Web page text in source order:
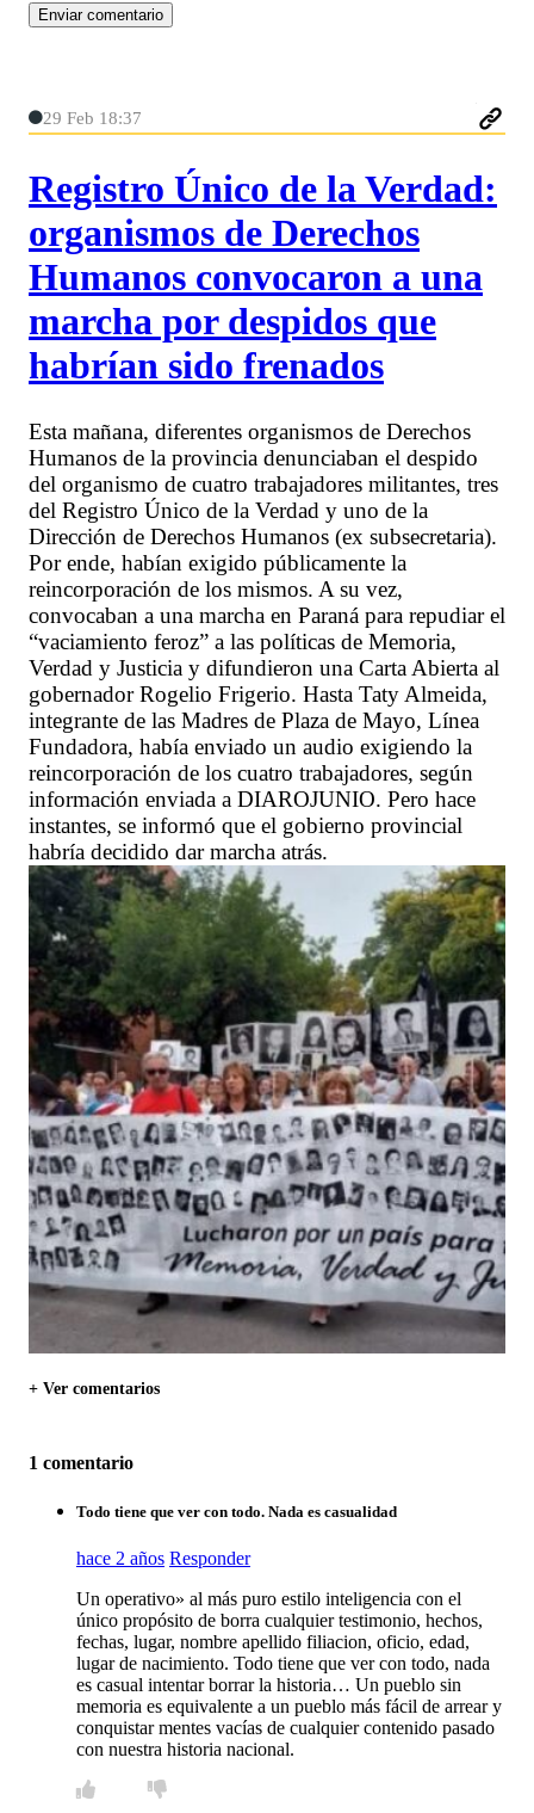
29 Feb 18:37
Registro Único de la Verdad:
organismos de Derechos
Humanos convocaron a una
marcha por despidos que
habrían sido frenados
Esta mañana, diferentes organismos de Derechos
Humanos de la provincia denunciaban el despido
del organismo de cuatro trabajadores militantes, tres
del Registro Único de la Verdad y uno de la
Dirección de Derechos Humanos (ex subsecretaria).
Por ende, habían exigido públicamente la
reincorporación de los mismos. A su vez,
convocaban a una marcha en Paraná para repudiar el
“vaciamiento feroz” a las políticas de Memoria,
Verdad y Justicia y difundieron una Carta Abierta al
gobernador Rogelio Frigerio. Hasta Taty Almeida,
integrante de las Madres de Plaza de Mayo, Línea
Fundadora, había enviado un audio exigiendo la
reincorporación de los cuatro trabajadores, según
información enviada a DIAROJUNIO. Pero hace
instantes, se informó que el gobierno provincial
habría decidido dar marcha atrás.
+ Ver comentarios
1 comentario
Todo tiene que ver con todo. Nada es casualidad
hace 2 años Responder
Un operativo» al más puro estilo inteligencia con el
único propósito de borra cualquier testimonio, hechos,
fechas, lugar, nombre apellido filiacion, oficio, edad,
lugar de nacimiento. Todo tiene que ver con todo, nada
es casual intentar borrar la historia… Un pueblo sin
memoria es equivalente a un pueblo más fácil de arrear y
conquistar mentes vacías de cualquier contenido pasado
con nuestra historia nacional.